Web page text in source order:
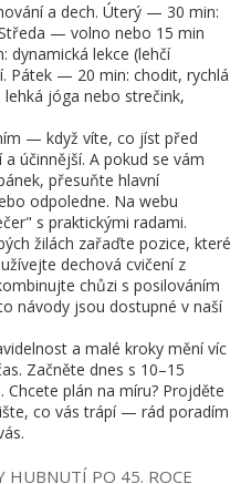
a dech. Úterý — 30 min:
— volno nebo 15 min
dynamická lekce (lehčí
Pátek — 20 min: chodit, rychlá
jóga nebo strečink,
— když víte, co jíst před
účinnější. A pokud se vám
přesuňte hlavní
odpoledne. Na webu
s praktickými radami.
žilách zařaďte pozice, které
dechová cvičení z
chůzi s posilováním
návody jsou dostupné v naší
a malé kroky mění víc
Začněte dnes s 10–15
plán na míru? Projděte
co vás trápí — rád poradím
HUBNUTÍ PO 45. ROCE